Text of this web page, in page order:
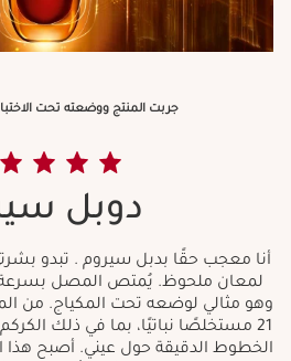
جربت المنتج ووضعته تحت
دوبل
أنا معجب حقًا بدبل سيروم . تبدو
لمعان ملحوظ. يُمتص المصل بسرعة،
وهو مثالي لوضعه تحت المكياج. من
21 مستخلصًا نباتيًا، بما في ذلك
الخطوط الدقيقة حول عيني. أصبح هذا